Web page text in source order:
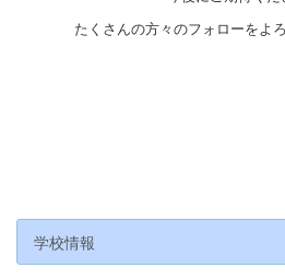
たくさんの方々のフォローをよ
学校情報